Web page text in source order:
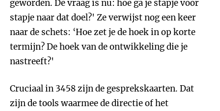
geworden. De vraag is nu: hoe ga je stapje voor
stapje naar dat doel?' Ze verwijst nog een keer
naar de schets: ‘Hoe zet je de hoek in op korte
termijn? De hoek van de ontwikkeling die je
nastreeft?'
Cruciaal in 3458 zijn de gesprekskaarten. Dat
zijn de tools waarmee de directie of het